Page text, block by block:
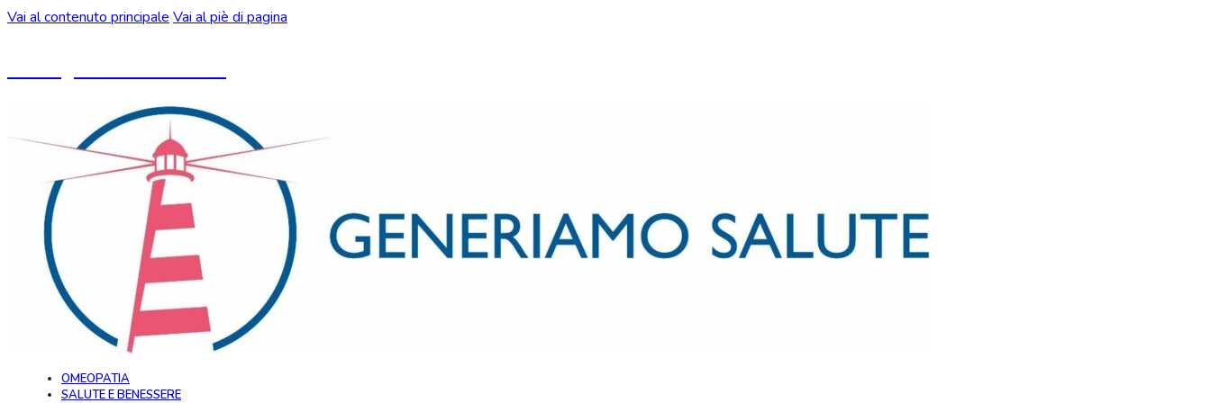
Vai al contenuto principale Vai al piè di pagina
OMEOPATIA
SALUTE E BENESSERE